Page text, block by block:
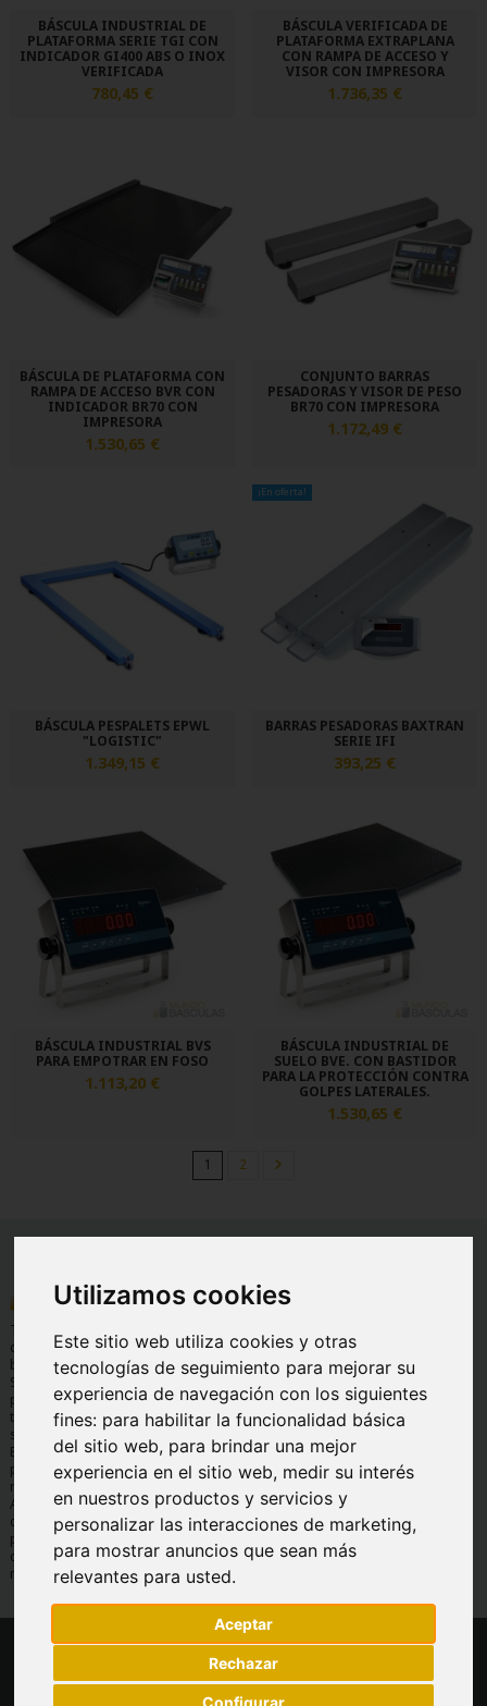
Utilizamos cookies
Este sitio web utiliza cookies y otras
tecnologías de seguimiento para mejorar su
experiencia de navegación con los siguientes
fines: para habilitar la funcionalidad básica
del sitio web, para brindar una mejor
experiencia en el sitio web, medir su interés
en nuestros productos y servicios y
personalizar las interacciones de marketing,
para mostrar anuncios que sean más
relevantes para usted.
Aceptar
Rechazar
Configurar
BÁSCULA INDUSTRIAL DE
PLATAFORMA SERIE TGI CON
INDICADOR GI400 ABS O INOX
VERIFICADA
780,45 €
BÁSCULA VERIFICADA DE
PLATAFORMA EXTRAPLANA
CON RAMPA DE ACCESO Y
VISOR CON IMPRESORA
1.736,35 €
BÁSCULA DE PLATAFORMA CON
RAMPA DE ACCESO BVR CON
INDICADOR BR70 CON
IMPRESORA
1.530,65 €
CONJUNTO BARRAS
PESADORAS Y VISOR DE PESO
BR70 CON IMPRESORA
1.172,49 €
BÁSCULA PESPALETS EPWL
"LOGISTIC"
1.349,15 €
¡En oferta!
BARRAS PESADORAS BAXTRAN
SERIE IFI
393,25 €
BÁSCULA INDUSTRIAL BVS
PARA EMPOTRAR EN FOSO
1.113,20 €
BÁSCULA INDUSTRIAL DE
SUELO BVE. CON BASTIDOR
PARA LA PROTECCIÓN CONTRA
GOLPES LATERALES.
1.530,65 €
1 2
Tu tienda Online
de basculas y
balanzas.
Soluciones de
pesaje para
todos los
sectores.
Expertos en
pesaje, 30 años
nos avalan.
Amplio
catálogo de
productos,
consulta por
marcas.
INFORMACIÓN
somos
Envíos y
devoluciones
Formas de
pago
Contáctanos
AYUDA
frecuentes
Servicio
Garantía
generales de
venta
Aviso legal
Protección de
Política de
cookies
Copyright © Todos los derechos reservados Mundobásculas 2026
Ecommerce desarrollado porGrupo Hostienda